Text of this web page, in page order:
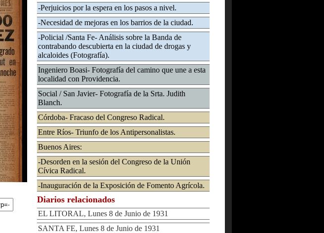
-Perjuicios por la espera en los pasos a nivel.
-Necesidad de mejoras en los barrios de la ciudad.
-Policial /Santa Fe- Análisis sobre la Banda de
contrabando descubierta en la ciudad de drogas y
alcaloides (Fotografía).
Ingeniero Boasi- Fotografía del camino que une a esta
localidad con Providencia.
Social / San Javier- Fotografía de la Srta. Judith
Blanch.
Córdoba- Fracaso del Congreso Radical.
Entre Ríos- Triunfo de los Antipersonalistas.
Buenos Aires:
-Desorden en la sesión del Congreso de la Unión
Cívica Radical.
-Inauguración de la Exposición de Fomento Agrícola.
Diarios relacionados
EL LITORAL, Lunes 8 de Junio de 1931
SANTA FE, Lunes 8 de Junio de 1931